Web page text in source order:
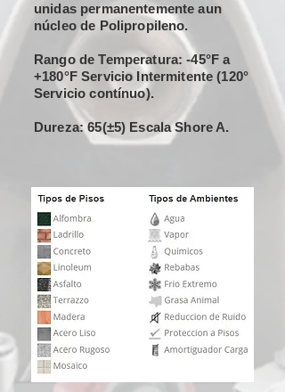
unidas permanentemente aun
núcleo de Polipropileno.
Rango de Temperatura: -45°F a
+180°F Servicio Intermitente (120°
Servicio contínuo).
Dureza: 65(±5) Escala Shore A.